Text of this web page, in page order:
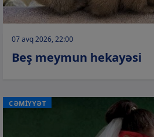
07 avq 2026, 22:00
Beş meymun hekayəsi
CƏMİYYƏT